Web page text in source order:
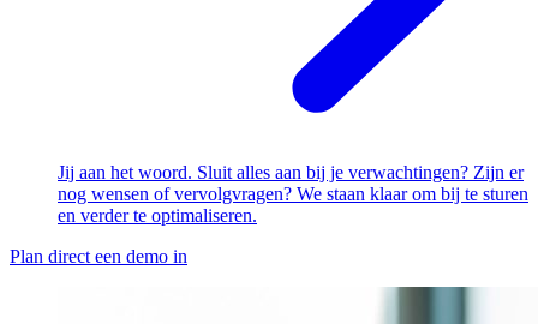
Jij aan het woord. Sluit alles aan bij je verwachtingen? Zijn er
nog wensen of vervolgvragen? We staan klaar om bij te sturen
en verder te optimaliseren.
Plan direct een demo in